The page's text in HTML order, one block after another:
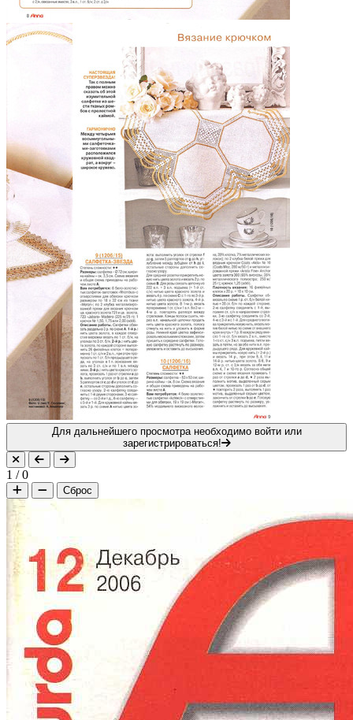
Для дальнейшего просмотра необходимо войти или
зарегистрироваться!
1 /0
Сброс